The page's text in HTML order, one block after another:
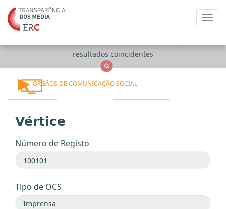
resultados coincidentes
ÓRGÃOS DE COMUNICAÇÃO SOCIAL
Vértice
Número de Registo
Tipo de OCS